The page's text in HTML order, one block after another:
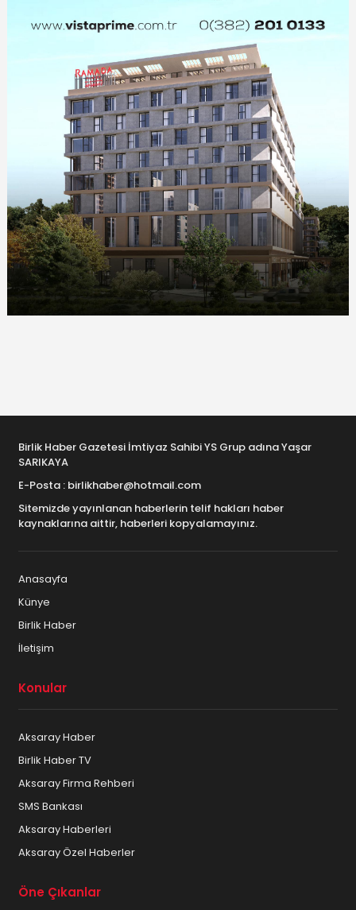
Birlik Haber Gazetesi İmtiyaz Sahibi YS Grup adına Yaşar
SARIKAYA
E-Posta : birlikhaber@hotmail.com
Sitemizde yayınlanan haberlerin telif hakları haber
kaynaklarına aittir, haberleri kopyalamayınız.
Anasayfa
Künye
Birlik Haber
İletişim
Konular
Aksaray Haber
Birlik Haber TV
Aksaray Firma Rehberi
SMS Bankası
Aksaray Haberleri
Aksaray Özel Haberler
Öne Çıkanlar